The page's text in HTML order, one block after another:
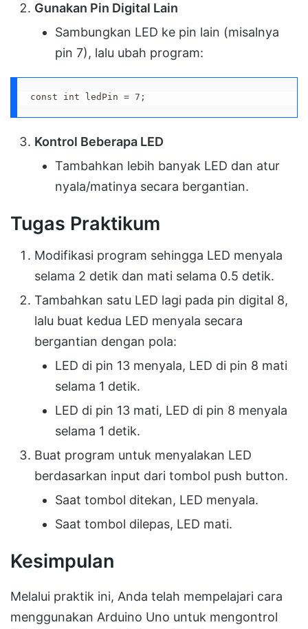
Gunakan Pin Digital Lain
Sambungkan LED ke pin lain (misalnya
pin 7), lalu ubah program:
const int ledPin = 7;
Kontrol Beberapa LED
Tambahkan lebih banyak LED dan atur
nyala/matinya secara bergantian.
Tugas Praktikum
Modifikasi program sehingga LED menyala
selama 2 detik dan mati selama 0.5 detik.
Tambahkan satu LED lagi pada pin digital 8,
lalu buat kedua LED menyala secara
bergantian dengan pola:
LED di pin 13 menyala, LED di pin 8 mati
selama 1 detik.
LED di pin 13 mati, LED di pin 8 menyala
selama 1 detik.
Buat program untuk menyalakan LED
berdasarkan input dari tombol push button.
Saat tombol ditekan, LED menyala.
Saat tombol dilepas, LED mati.
Kesimpulan
Melalui praktik ini, Anda telah mempelajari cara
menggunakan Arduino Uno untuk mengontrol